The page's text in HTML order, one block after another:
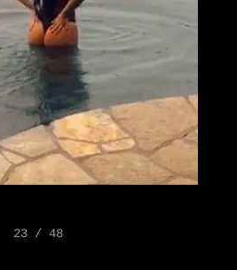
23 / 48